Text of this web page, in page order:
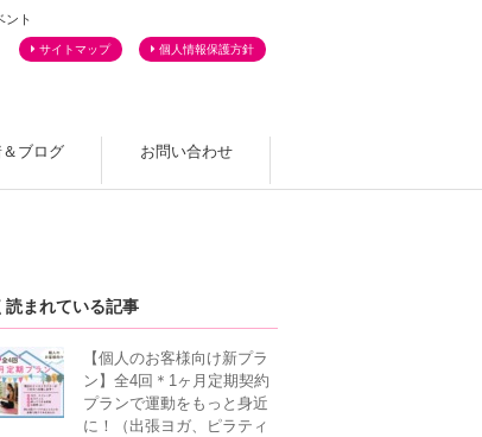
ント
サイトマップ 個人情報保護方針
ブログ お問い合わせ
読まれている記事
【個人のお客様向け新プラ
ン】全4回＊1ヶ月定期契約
プランで運動をもっと身近
に！（出張ヨガ、ピラティ